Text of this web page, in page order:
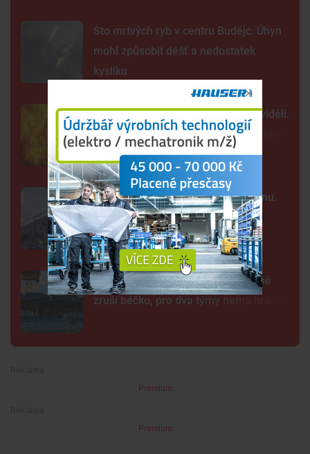
Sto mrtvých ryb v centru Budějc. Úhyn
mohl způsobit déšť a nedostatek
kyslíku
Tak detailně jsme Slunce ještě neviděli.
Nové snímky přinesly průlomový objev
Kraj nabízí za Dynamo 32,55 milionu.
Převod akcií chce dokončit co
nejrychleji
Další rána pro Dynamo. Klub zřejmě
zruší béčko, pro dva týmy nemá hráče
Premium
Premium